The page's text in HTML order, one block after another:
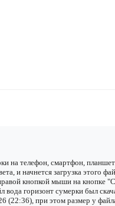
на телефон, смартфон,
и начнется загрузка этого
кнопкой мыши на кнопке
вода горизонт сумерки был
(22:36), при этом размер у